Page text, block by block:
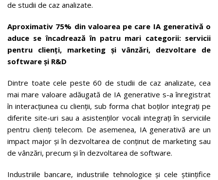
de studii de caz analizate.
Aproximativ 75% din valoarea pe care IA generativă o
aduce se încadrează în patru mari categorii: servicii
pentru clienți, marketing și vânzări, dezvoltare de
software și R&D
Dintre toate cele peste 60 de studii de caz analizate, cea
mai mare valoare adăugată de IA generative s-a înregistrat
în interacțiunea cu clienții, sub forma chat boților integrați pe
diferite site-uri sau a asistenților vocali integrați în serviciile
pentru clienți telecom. De asemenea, IA generativă are un
impact major și în dezvoltarea de conținut de marketing sau
de vânzări, precum și în dezvoltarea de software.
Industriile bancare, industriile tehnologice și cele științifice